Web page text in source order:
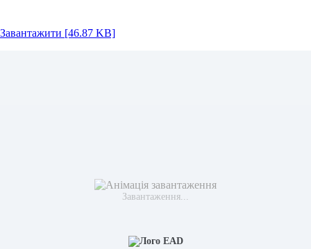
Завантажити [46.87 KB]
Завантаження...